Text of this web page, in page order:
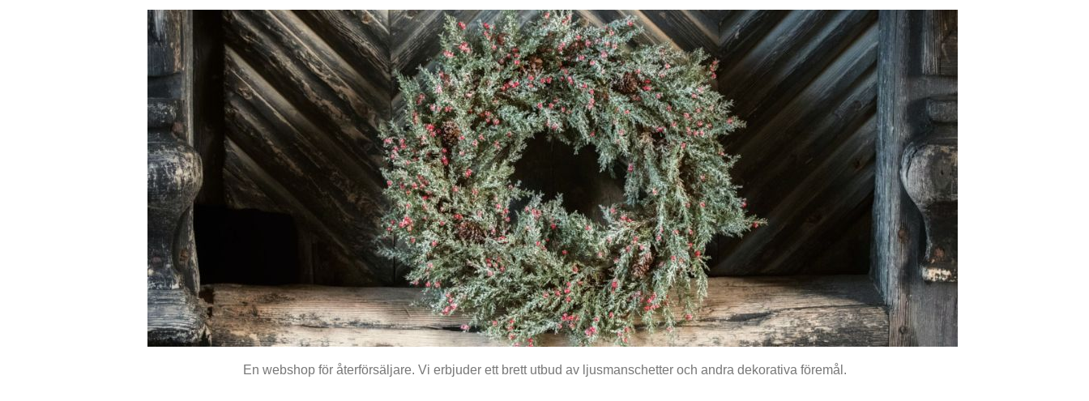
En webshop för återförsäljare. Vi erbjuder ett brett utbud av ljusmanschetter och andra dekorativa föremål.